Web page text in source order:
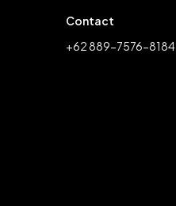
Contact
+62 889-7576-8184